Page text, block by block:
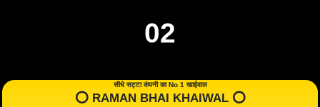
02
सीधे सट्टा कंपनी का No 1 खाईवाल
⭕️ RAMAN BHAI KHAIWAL ⭕️